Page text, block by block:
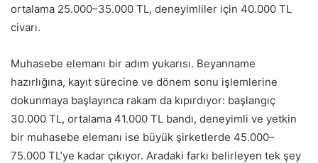
ortalama 25.000–35.000 TL, deneyimliler için 40.000 TL
civarı.
Muhasebe elemanı bir adım yukarısı. Beyanname
hazırlığına, kayıt sürecine ve dönem sonu işlemlerine
dokunmaya başlayınca rakam da kıpırdıyor: başlangıç
30.000 TL, ortalama 41.000 TL bandı, deneyimli ve yetkin
bir muhasebe elemanı ise büyük şirketlerde 45.000–
75.000 TL’ye kadar çıkıyor. Aradaki farkı belirleyen tek şey